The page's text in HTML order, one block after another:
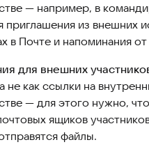
— например, в
приглашения из внешних
в Почте и напоминания
для внешних
не как ссылки на
— для этого нужно,
ящиков
файлы.